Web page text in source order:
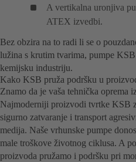
A vertikalna uronjiva
ATEX izvedbi.
Bez obzira na to radi li se o
lužina s krutim tvarima, pumpe
kemijsku industriju.
Kako KSB pruža podršku u
Znamo da je vaša tehnička oprema
Najmoderniji proizvodi tvrtke KSB
sigurno zatvaranje i transport
medija. Naše vrhunske pumpe
male troškove životnog ciklusa. A
proizvoda pružamo i podršku pri